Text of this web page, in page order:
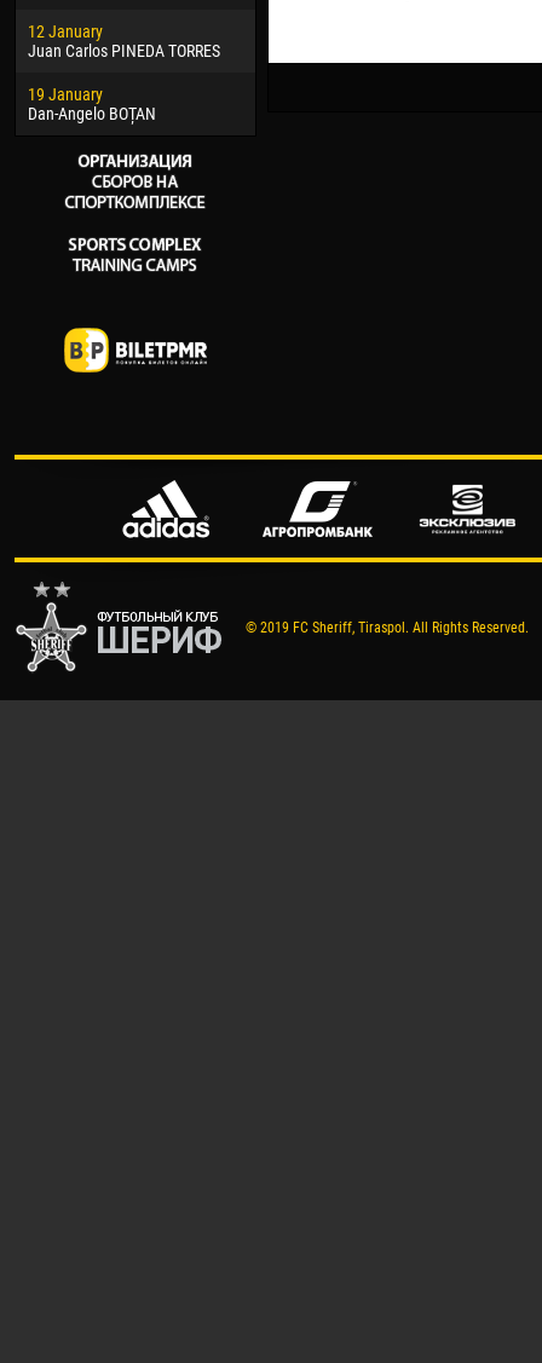
12 January
Juan Carlos PINEDA TORRES
19 January
Dan-Angelo BOȚAN
© 2019 FC Sheriff, Tiraspol. All Rights Reserved.